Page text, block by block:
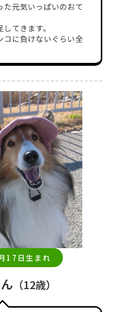
た元気いっぱいのおて
てきます。
コに負けないぐらい全
17日生まれ
（12歳）